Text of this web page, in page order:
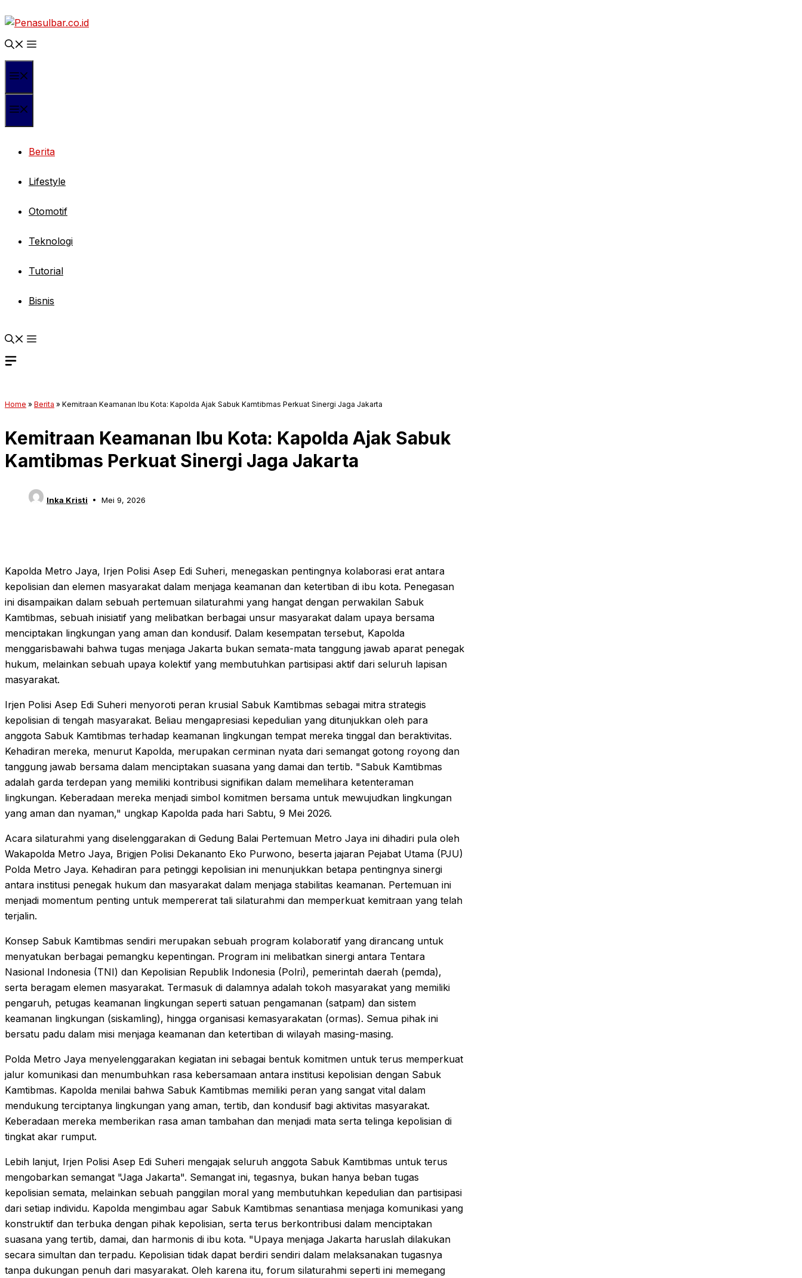
ke
isi
Berita
Lifestyle
Otomotif
Teknologi
Tutorial
Bisnis
Home » Berita » Kemitraan Keamanan Ibu Kota: Kapolda Ajak Sabuk Kamtibmas Perkuat Sinergi Jaga Jakarta
Kemitraan Keamanan Ibu Kota: Kapolda Ajak Sabuk
Kamtibmas Perkuat Sinergi Jaga Jakarta
Inka Kristi Mei 9, 2026
Kapolda Metro Jaya, Irjen Polisi Asep Edi Suheri, menegaskan pentingnya kolaborasi erat antara
kepolisian dan elemen masyarakat dalam menjaga keamanan dan ketertiban di ibu kota. Penegasan
ini disampaikan dalam sebuah pertemuan silaturahmi yang hangat dengan perwakilan Sabuk
Kamtibmas, sebuah inisiatif yang melibatkan berbagai unsur masyarakat dalam upaya bersama
menciptakan lingkungan yang aman dan kondusif. Dalam kesempatan tersebut, Kapolda
menggarisbawahi bahwa tugas menjaga Jakarta bukan semata-mata tanggung jawab aparat penegak
hukum, melainkan sebuah upaya kolektif yang membutuhkan partisipasi aktif dari seluruh lapisan
masyarakat.
Irjen Polisi Asep Edi Suheri menyoroti peran krusial Sabuk Kamtibmas sebagai mitra strategis
kepolisian di tengah masyarakat. Beliau mengapresiasi kepedulian yang ditunjukkan oleh para
anggota Sabuk Kamtibmas terhadap keamanan lingkungan tempat mereka tinggal dan beraktivitas.
Kehadiran mereka, menurut Kapolda, merupakan cerminan nyata dari semangat gotong royong dan
tanggung jawab bersama dalam menciptakan suasana yang damai dan tertib. "Sabuk Kamtibmas
adalah garda terdepan yang memiliki kontribusi signifikan dalam memelihara ketenteraman
lingkungan. Keberadaan mereka menjadi simbol komitmen bersama untuk mewujudkan lingkungan
yang aman dan nyaman," ungkap Kapolda pada hari Sabtu, 9 Mei 2026.
Acara silaturahmi yang diselenggarakan di Gedung Balai Pertemuan Metro Jaya ini dihadiri pula oleh
Wakapolda Metro Jaya, Brigjen Polisi Dekananto Eko Purwono, beserta jajaran Pejabat Utama (PJU)
Polda Metro Jaya. Kehadiran para petinggi kepolisian ini menunjukkan betapa pentingnya sinergi
antara institusi penegak hukum dan masyarakat dalam menjaga stabilitas keamanan. Pertemuan ini
menjadi momentum penting untuk mempererat tali silaturahmi dan memperkuat kemitraan yang telah
terjalin.
Konsep Sabuk Kamtibmas sendiri merupakan sebuah program kolaboratif yang dirancang untuk
menyatukan berbagai pemangku kepentingan. Program ini melibatkan sinergi antara Tentara
Nasional Indonesia (TNI) dan Kepolisian Republik Indonesia (Polri), pemerintah daerah (pemda),
serta beragam elemen masyarakat. Termasuk di dalamnya adalah tokoh masyarakat yang memiliki
pengaruh, petugas keamanan lingkungan seperti satuan pengamanan (satpam) dan sistem
keamanan lingkungan (siskamling), hingga organisasi kemasyarakatan (ormas). Semua pihak ini
bersatu padu dalam misi menjaga keamanan dan ketertiban di wilayah masing-masing.
Polda Metro Jaya menyelenggarakan kegiatan ini sebagai bentuk komitmen untuk terus memperkuat
jalur komunikasi dan menumbuhkan rasa kebersamaan antara institusi kepolisian dengan Sabuk
Kamtibmas. Kapolda menilai bahwa Sabuk Kamtibmas memiliki peran yang sangat vital dalam
mendukung terciptanya lingkungan yang aman, tertib, dan kondusif bagi aktivitas masyarakat.
Keberadaan mereka memberikan rasa aman tambahan dan menjadi mata serta telinga kepolisian di
tingkat akar rumput.
Lebih lanjut, Irjen Polisi Asep Edi Suheri mengajak seluruh anggota Sabuk Kamtibmas untuk terus
mengobarkan semangat "Jaga Jakarta". Semangat ini, tegasnya, bukan hanya beban tugas
kepolisian semata, melainkan sebuah panggilan moral yang membutuhkan kepedulian dan partisipasi
dari setiap individu. Kapolda mengimbau agar Sabuk Kamtibmas senantiasa menjaga komunikasi yang
konstruktif dan terbuka dengan pihak kepolisian, serta terus berkontribusi dalam menciptakan
suasana yang tertib, damai, dan harmonis di ibu kota. "Upaya menjaga Jakarta haruslah dilakukan
secara simultan dan terpadu. Kepolisian tidak dapat berdiri sendiri dalam melaksanakan tugasnya
tanpa dukungan penuh dari masyarakat. Oleh karena itu, forum silaturahmi seperti ini memegang